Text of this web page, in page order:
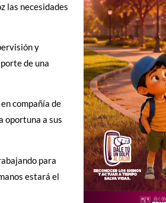
las necesidades
y
de una
compañía de
oportuna a sus
para
estará el